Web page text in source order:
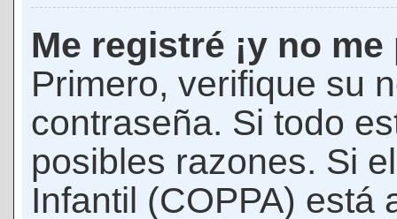
Me registré ¡y no
Primero, verifique su
contraseña. Si todo
posibles razones. Si
Infantil (COPPA) está